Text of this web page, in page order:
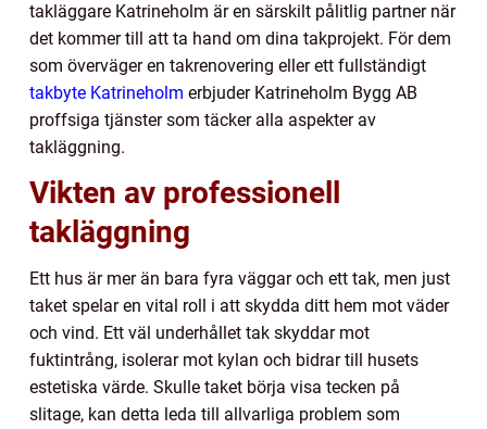
takläggare Katrineholm är en särskilt pålitlig partner när
det kommer till att ta hand om dina takprojekt. För dem
som överväger en takrenovering eller ett fullständigt
takbyte Katrineholm erbjuder Katrineholm Bygg AB
proffsiga tjänster som täcker alla aspekter av
takläggning.
Vikten av professionell
takläggning
Ett hus är mer än bara fyra väggar och ett tak, men just
taket spelar en vital roll i att skydda ditt hem mot väder
och vind. Ett väl underhållet tak skyddar mot
fuktintrång, isolerar mot kylan och bidrar till husets
estetiska värde. Skulle taket börja visa tecken på
slitage, kan detta leda till allvarliga problem som